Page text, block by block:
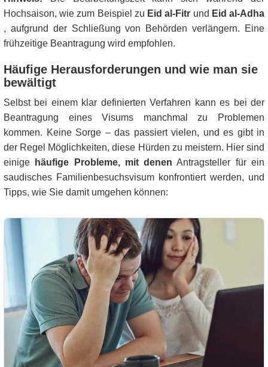
Hochsaison, wie zum Beispiel zu Eid al-Fitr und Eid al-Adha
, aufgrund der Schließung von Behörden verlängern. Eine
frühzeitige Beantragung wird empfohlen.
Häufige Herausforderungen und wie man sie
bewältigt
Selbst bei einem klar definierten Verfahren kann es bei der
Beantragung eines Visums manchmal zu Problemen
kommen. Keine Sorge – das passiert vielen, und es gibt in
der Regel Möglichkeiten, diese Hürden zu meistern. Hier sind
einige
häufige Probleme, mit denen Antragsteller für ein
saudisches Familienbesuchsvisum konfrontiert werden, und
Tipps, wie Sie damit umgehen können: